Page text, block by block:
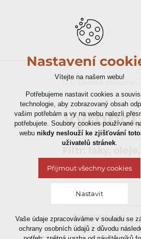
Filtr: laky,
ČLEN
floorcolor s.r.o.
Dr.Schutz, eukula
Nastavení
Vítejte na našem webu!
Potřebujeme nastavit cookies a
technologie, aby zobrazovaný obsah
vašim potřebám a vy na webu nalezli
potřebujete. Soubory cookies používané
webu nikdy neslouží ke zjišťování
uživatelů stránek.
Přijmout všechny cookies
Nastavit
Technická cookies
nutná pro provozování webu
Vaše údaje zpracováváme v souladu se
ochrany osobních údajů z důvodu